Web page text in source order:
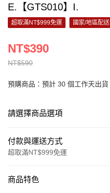
E.【GTS010】I.
超取滿NT$999免運 國家/地區配送
NT$590
NT$390
預購商品：預計 30 個工作天出貨
請選擇商品選項
付款與運送方式
超取滿NT$999免運
信用卡一次付款
商品特色